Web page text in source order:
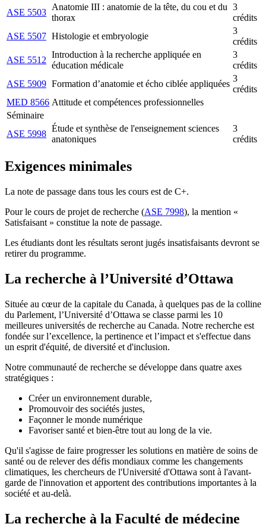
ASE 5503
Anatomie III : anatomie de la tête, du cou et du
thorax
3
crédits
ASE 5507 Histologie et embryologie
3
crédits
ASE 5512
Introduction à la recherche appliquée en
éducation médicale
3
crédits
ASE 5909 Formation d’anatomie et écho ciblée appliquées
3
crédits
MED 8566 Attitude et compétences professionnelles
Séminaire
ASE 5998
Étude et synthèse de l'enseignement sciences
anatoniques
3
crédits
Exigences minimales
La note de passage dans tous les cours est de C+.
Pour le cours de projet de recherche (ASE 7998), la mention «
Satisfaisant » constitue la note de passage.
Les étudiants dont les résultats seront jugés insatisfaisants devront se
retirer du programme.
La recherche à l’Université d’Ottawa
Située au cœur de la capitale du Canada, à quelques pas de la colline
du Parlement, l’Université d’Ottawa se classe parmi les 10
meilleures universités de recherche au Canada. Notre recherche est
fondée sur l’excellence, la pertinence et l’impact et s'effectue dans
un esprit d'équité, de diversité et d'inclusion.
Notre communauté de recherche se développe dans quatre axes
stratégiques :
Créer un environnement durable,
Promouvoir des sociétés justes,
Façonner le monde numérique
Favoriser santé et bien-être tout au long de la vie.
Qu'il s'agisse de faire progresser les solutions en matière de soins de
santé ou de relever des défis mondiaux comme les changements
climatiques, les chercheurs de l'Université d'Ottawa sont à l'avant-
garde de l'innovation et apportent des contributions importantes à la
société et au-delà.
La recherche à la Faculté de médecine